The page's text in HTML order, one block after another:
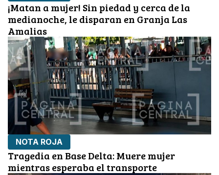
¡Matan a mujer! Sin piedad y cerca de la
medianoche, le disparan en Granja Las
Amalias
NOTA ROJA
Tragedia en Base Delta: Muere mujer
mientras esperaba el transporte